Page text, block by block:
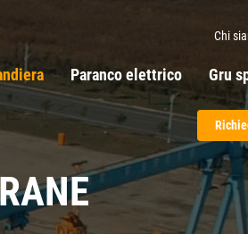
Chi
Paranco elettrico Gru